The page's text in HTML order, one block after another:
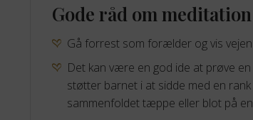
Gode råd om meditation
Gå forrest som forælder og vis
Det kan være en god ide at prøve
støtter barnet i at sidde med en
sammenfoldet tæppe eller blot på